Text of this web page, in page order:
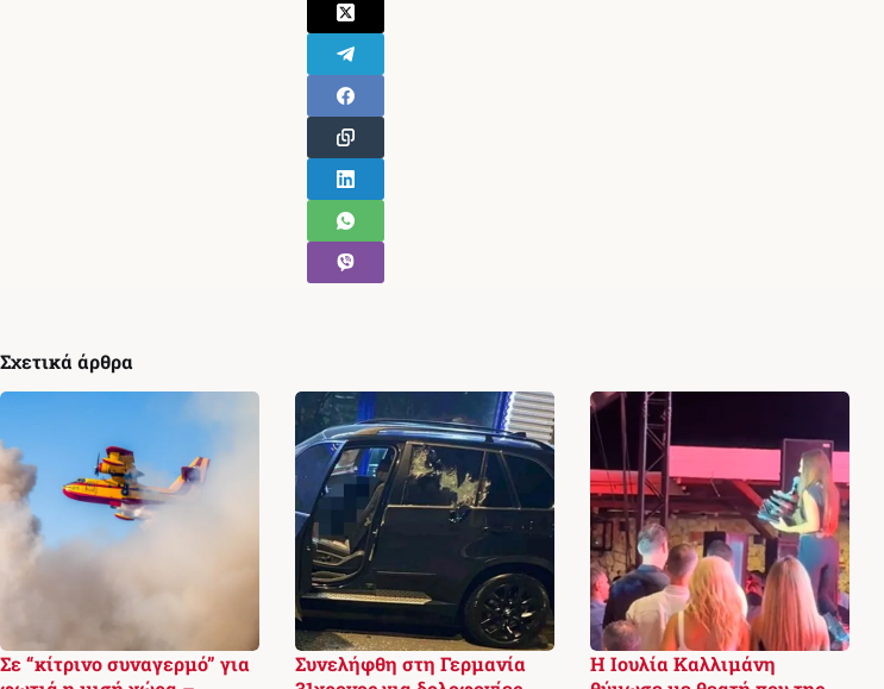
Σχετικά άρθρα
Σε “κίτρινο συναγερμό” για
Συνελήφθη στη Γερμανία
Η Ιουλία Καλλιμάνη